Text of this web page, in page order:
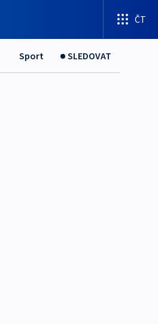
ČT
Sport SLEDOVAT